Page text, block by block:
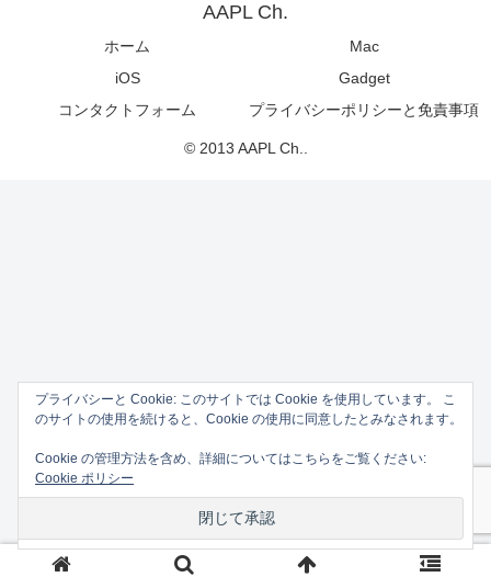
AAPL Ch.
ホーム
Mac
iOS
Gadget
コンタクトフォーム
プライバシーポリシーと免責事項
© 2013 AAPL Ch..
プライバシーと Cookie: このサイトでは Cookie を使用しています。 こ
のサイトの使用を続けると、Cookie の使用に同意したとみなされます。
Cookie の管理方法を含め、詳細についてはこちらをご覧ください:
Cookie ポリシー